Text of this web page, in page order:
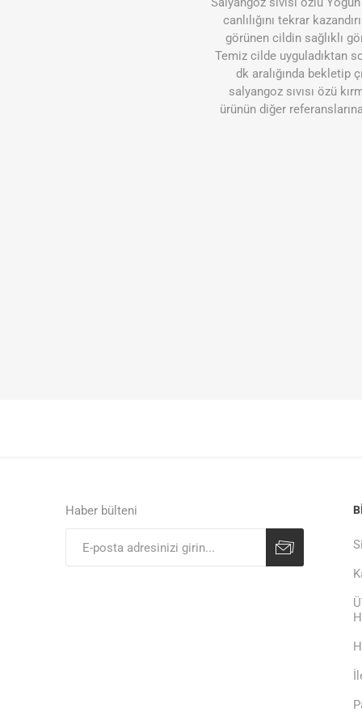
canlılığını tekrar
görünen cildin sağlıklı
Temiz cilde uyguladıktan
dk aralığında bekletip
salyangoz sıvısı özü
ürünün diğer
Haber bülteni